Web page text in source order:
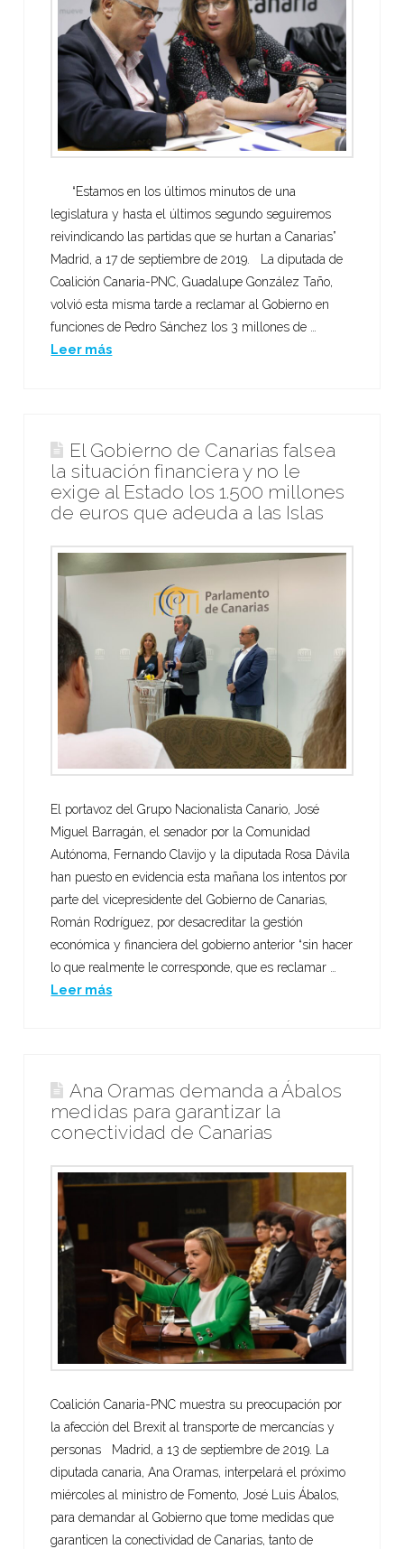
“Estamos en los últimos minutos de una
legislatura y hasta el últimos segundo seguiremos
reivindicando las partidas que se hurtan a Canarias”
Madrid, a 17 de septiembre de 2019. La diputada de
Coalición Canaria-PNC, Guadalupe González Taño,
volvió esta misma tarde a reclamar al Gobierno en
funciones de Pedro Sánchez los 3 millones de …
Leer más
El Gobierno de Canarias falsea
la situación financiera y no le
exige al Estado los 1.500 millones
de euros que adeuda a las Islas
El portavoz del Grupo Nacionalista Canario, José
Miguel Barragán, el senador por la Comunidad
Autónoma, Fernando Clavijo y la diputada Rosa Dávila
han puesto en evidencia esta mañana los intentos por
parte del vicepresidente del Gobierno de Canarias,
Román Rodríguez, por desacreditar la gestión
económica y financiera del gobierno anterior “sin hacer
lo que realmente le corresponde, que es reclamar …
Leer más
Ana Oramas demanda a Ábalos
medidas para garantizar la
conectividad de Canarias
Coalición Canaria-PNC muestra su preocupación por
la afección del Brexit al transporte de mercancías y
personas Madrid, a 13 de septiembre de 2019. La
diputada canaria, Ana Oramas, interpelará el próximo
miércoles al ministro de Fomento, José Luis Ábalos,
para demandar al Gobierno que tome medidas que
garanticen la conectividad de Canarias, tanto de